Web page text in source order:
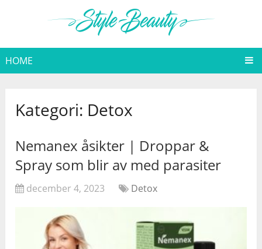
HOME
Kategori: Detox
Nemanex åsikter | Droppar &
Spray som blir av med parasiter
december 4, 2023 Detox